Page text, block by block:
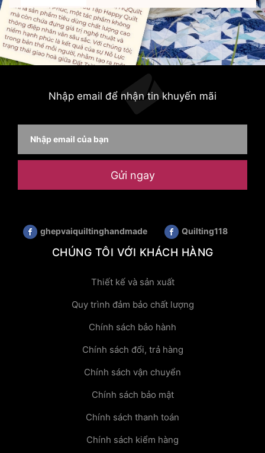
Nhập email để nhận tin khuyến mãi
Gửi ngay
ghepvaiquiltinghandmade Quilting118
CHÚNG TÔI VỚI KHÁCH HÀNG
Thiết kế và sản xuất
Quy trình đảm bảo chất lượng
Chính sách bảo hành
Chính sách đổi, trả hàng
Chính sách vận chuyển
Chính sách bảo mật
Chính sách thanh toán
Chính sách kiểm hàng